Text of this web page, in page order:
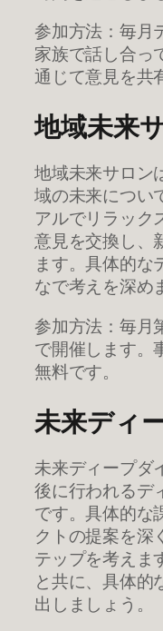
参加方法：毎月
家族で話し合っ
通じて意見を共
地域未来
地域未来サロン
域の未来につい
アルでリラック
意見を交換し、
ます。具体的な
なで考えを深め
参加方法：毎月
で開催します。
無料です。
未来ディ
未来ディープダ
後に行われるデ
です。具体的な
クトの提案を深
テップを考えま
と共に、具体的
出しましょう。